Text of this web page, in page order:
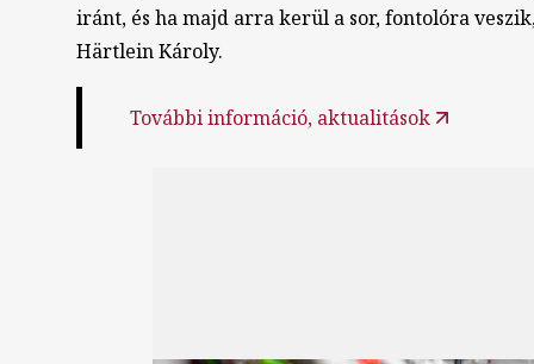
iránt, és ha majd arra kerül a sor, fontolóra
Härtlein Károly.
További információ, aktualitások